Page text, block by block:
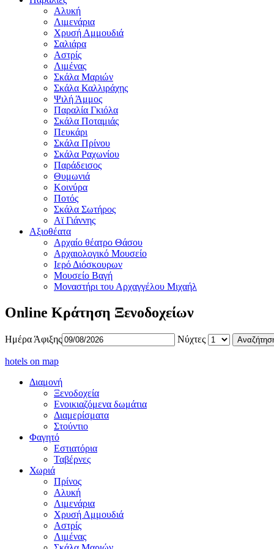
Αλυκή
Λιμενάρια
Χρυσή Αμμουδιά
Σαλιάρα
Αστρίς
Λιμένας
Σκάλα Μαριών
Σκάλα Καλλιράχης
Ψιλή Άμμος
Παραλία Γκιόλα
Σκάλα Ποταμιάς
Πευκάρι
Σκάλα Πρίνου
Σκάλα Ραχωνίου
Παράδεισος
Θυμωνιά
Κοινύρα
Ποτός
Σκάλα Σωτήρος
Αϊ Γιάννης
Αξιοθέατα
Αρχαίο θέατρο Θάσου
Αρχαιολογικό Μουσείο
Ιερό Διόσκουρων
Μουσείο Βαγή
Μοναστήρι του Αρχαγγέλου Μιχαήλ
Online Κράτηση Ξενοδοχείων
Ημέρα Άφιξης Νύχτες
hotels on map
Διαμονή
Ξενοδοχεία
Ενοικιαζόμενα δωμάτια
Διαμερίσματα
Στούντιο
Φαγητό
Εστιατόρια
Ταβέρνες
Χωριά
Πρίνος
Αλυκή
Λιμενάρια
Χρυσή Αμμουδιά
Αστρίς
Λιμένας